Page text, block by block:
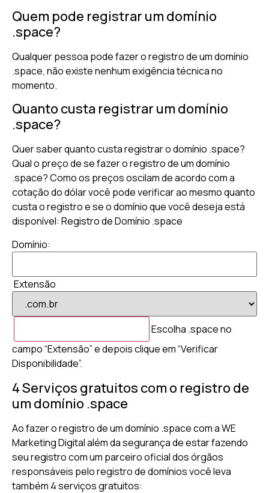
Quem pode registrar um domínio
.space?
Qualquer pessoa pode fazer o registro de um domínio
.space, não existe nenhum exigência técnica no
momento.
Quanto custa registrar um domínio
.space?
Quer saber quanto custa registrar o domínio .space?
Qual o preço de se fazer o registro de um domínio
.space? Como os preços oscilam de acordo com a
cotação do dólar você pode verificar ao mesmo quanto
custa o registro e se o domínio que você deseja está
disponível: Registro de Domínio .space
Domínio:
Extensão
Escolha .space no
campo “Extensão” e depois clique em “Verificar
Disponibilidade”.
4 Serviços gratuitos com o registro de
um domínio .space
Ao fazer o registro de um domínio .space com a WE
Marketing Digital além da segurança de estar fazendo
seu registro com um parceiro oficial dos órgãos
responsáveis pelo registro de domínios você leva
também 4 serviços gratuitos: